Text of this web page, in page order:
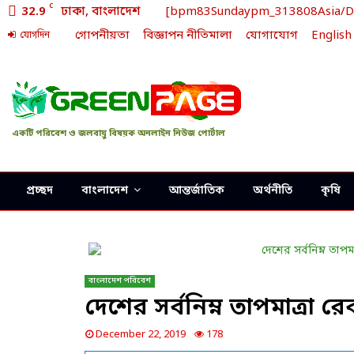
32.9 C ঢাকা, বাংলাদেশ [bpm83Sundaypm_313808Asia/
যোগদিন গোপনীয়তা বিজ্ঞাপন নীতিমালা যোগাযোগ
একটি পরিবেশ ও জলবায়ু বিষয়ক অনলাইন নিউজ পোর্টাল
প্রচ্ছদ বাংলাদেশ আন্তর্জাতিক অর্থনীতি কৃষি
বাংলাদেশ পরিবেশ
দেশের সর্বনিম্ন তাপমাত্রা
December 22, 2019 178